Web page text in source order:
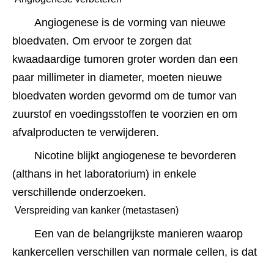
Angiogenese is de vorming van nieuwe
bloedvaten. Om ervoor te zorgen dat
kwaadaardige tumoren groter worden dan een
paar millimeter in diameter, moeten nieuwe
bloedvaten worden gevormd om de tumor van
zuurstof en voedingsstoffen te voorzien en om
afvalproducten te verwijderen.
Nicotine blijkt angiogenese te bevorderen
(althans in het laboratorium) in enkele
verschillende onderzoeken.﻿﻿﻿
Verspreiding van kanker (metastasen)
Een van de belangrijkste manieren waarop
kankercellen verschillen van normale cellen, is dat